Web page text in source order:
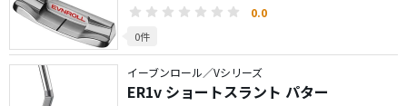
0.0
0件
イーブンロール／Vシリーズ
ER1v ショートスラント パター